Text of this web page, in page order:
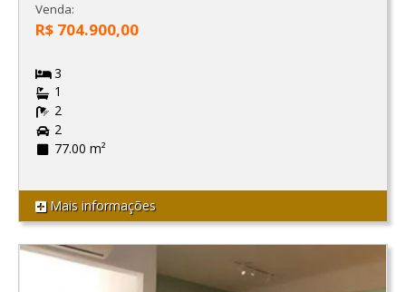
Venda:
R$ 704.900,00
3
1
2
2
77.00 m²
Mais informações